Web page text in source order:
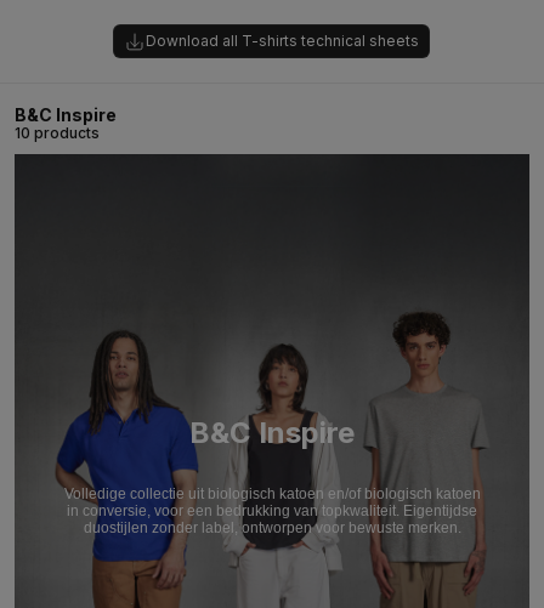
Download all T-shirts technical sheets
B&C Inspire
10 products
B&C Inspire
Volledige collectie uit biologisch katoen en/of biologisch katoen
in conversie, voor een bedrukking van topkwaliteit. Eigentijdse
duostijlen zonder label, ontworpen voor bewuste merken.